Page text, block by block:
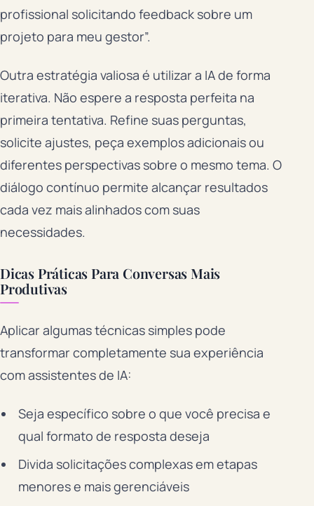
profissional solicitando feedback sobre um
projeto para meu gestor”.
Outra estratégia valiosa é utilizar a IA de forma
iterativa. Não espere a resposta perfeita na
primeira tentativa. Refine suas perguntas,
solicite ajustes, peça exemplos adicionais ou
diferentes perspectivas sobre o mesmo tema. O
diálogo contínuo permite alcançar resultados
cada vez mais alinhados com suas
necessidades.
Dicas Práticas Para Conversas Mais
Produtivas
Aplicar algumas técnicas simples pode
transformar completamente sua experiência
com assistentes de IA:
Seja específico sobre o que você precisa e
qual formato de resposta deseja
Divida solicitações complexas em etapas
menores e mais gerenciáveis